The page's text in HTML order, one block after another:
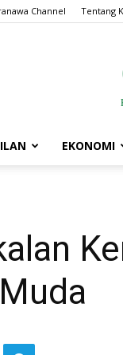
Channel Tentang
EKONOMI